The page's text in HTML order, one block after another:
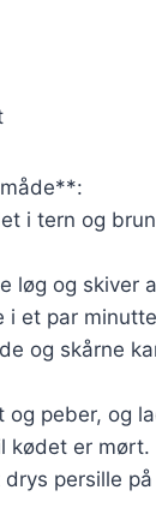
i tern og
løg og skiver
i et par
og skårne
og peber, og
kødet er mørt.
persille